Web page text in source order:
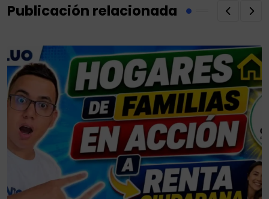
Publicación relacionada